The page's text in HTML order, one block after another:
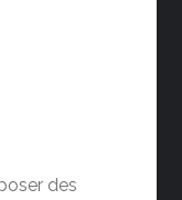
des